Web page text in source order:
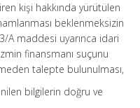
kişi hakkında yürütülen
beklenmeksizin
A maddesi uyarınca idari
finansmanı suçunu
talepte bulunulması,
bilgilerin doğru ve